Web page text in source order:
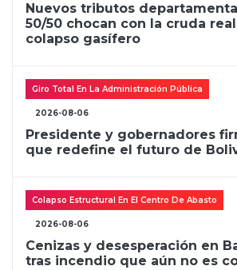
Nuevos tributos
50/50 chocan con la cruda
colapso gasífero
Giro Total En La Administración Pública
2026-08-06
Presidente y gobernadores
que redefine el futuro de
Colapso Estructural En El Centro De Abasto
2026-08-06
Cenizas y desesperación en
tras incendio que aún no es